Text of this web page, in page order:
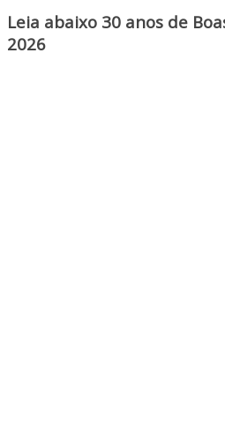
Leia abaixo 30 anos de
2026